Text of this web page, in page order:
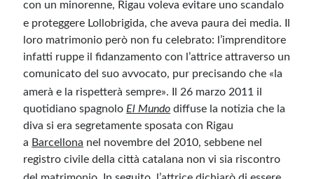
con un minorenne, Rigau voleva evitare uno scandalo
e proteggere Lollobrigida, che aveva paura dei media.
loro matrimonio però non fu celebrato: l’imprenditore
infatti ruppe il fidanzamento con l’attrice attraverso un
comunicato del suo avvocato, pur precisando che «la
amerà e la rispetterà sempre».
Il 26 marzo 2011 il
quotidiano spagnolo El Mundo diffuse la notizia che la
diva si era segretamente sposata con Rigau
a Barcellona nel novembre del 2010, sebbene nel
registro civile della città catalana non vi sia riscontro